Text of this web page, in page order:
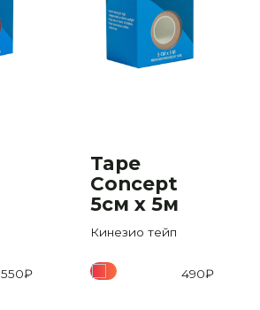
550₽
Tape
Concept
5см х 5м
Кинезио тейп
490₽